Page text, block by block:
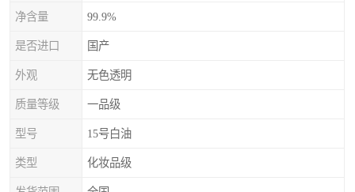
净含量 99.9%
是否进口 国产
外观 无色透明
质量等级 一品级
型号 15号白油
类型 化妆品级